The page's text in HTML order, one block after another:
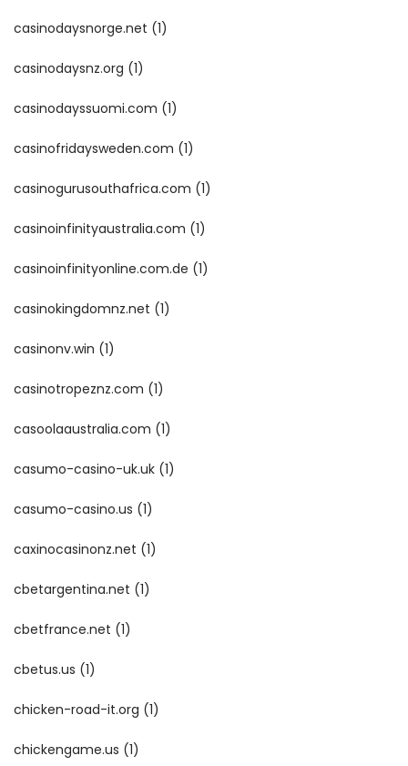
casinodaysnorge.net (1)
casinodaysnz.org (1)
casinodayssuomi.com (1)
casinofridaysweden.com (1)
casinogurusouthafrica.com (1)
casinoinfinityaustralia.com (1)
casinoinfinityonline.com.de (1)
casinokingdomnz.net (1)
casinonv.win (1)
casinotropeznz.com (1)
casoolaaustralia.com (1)
casumo-casino-uk.uk (1)
casumo-casino.us (1)
caxinocasinonz.net (1)
cbetargentina.net (1)
cbetfrance.net (1)
cbetus.us (1)
chicken-road-it.org (1)
chickengame.us (1)